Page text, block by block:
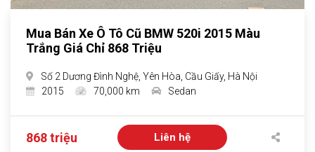
Mua Bán Xe Ô Tô Cũ BMW 520i 2015 Màu
Trắng Giá Chỉ 868 Triệu
Số 2 Dương Đình Nghệ, Yên Hòa, Cầu Giấy, Hà Nội
2015
70,000 km Sedan
868 triệu Liên hệ